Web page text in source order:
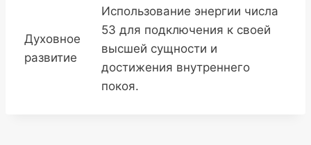
Духовное
развитие
Использование энергии числа
53 для подключения к своей
высшей сущности и
достижения внутреннего
покоя.